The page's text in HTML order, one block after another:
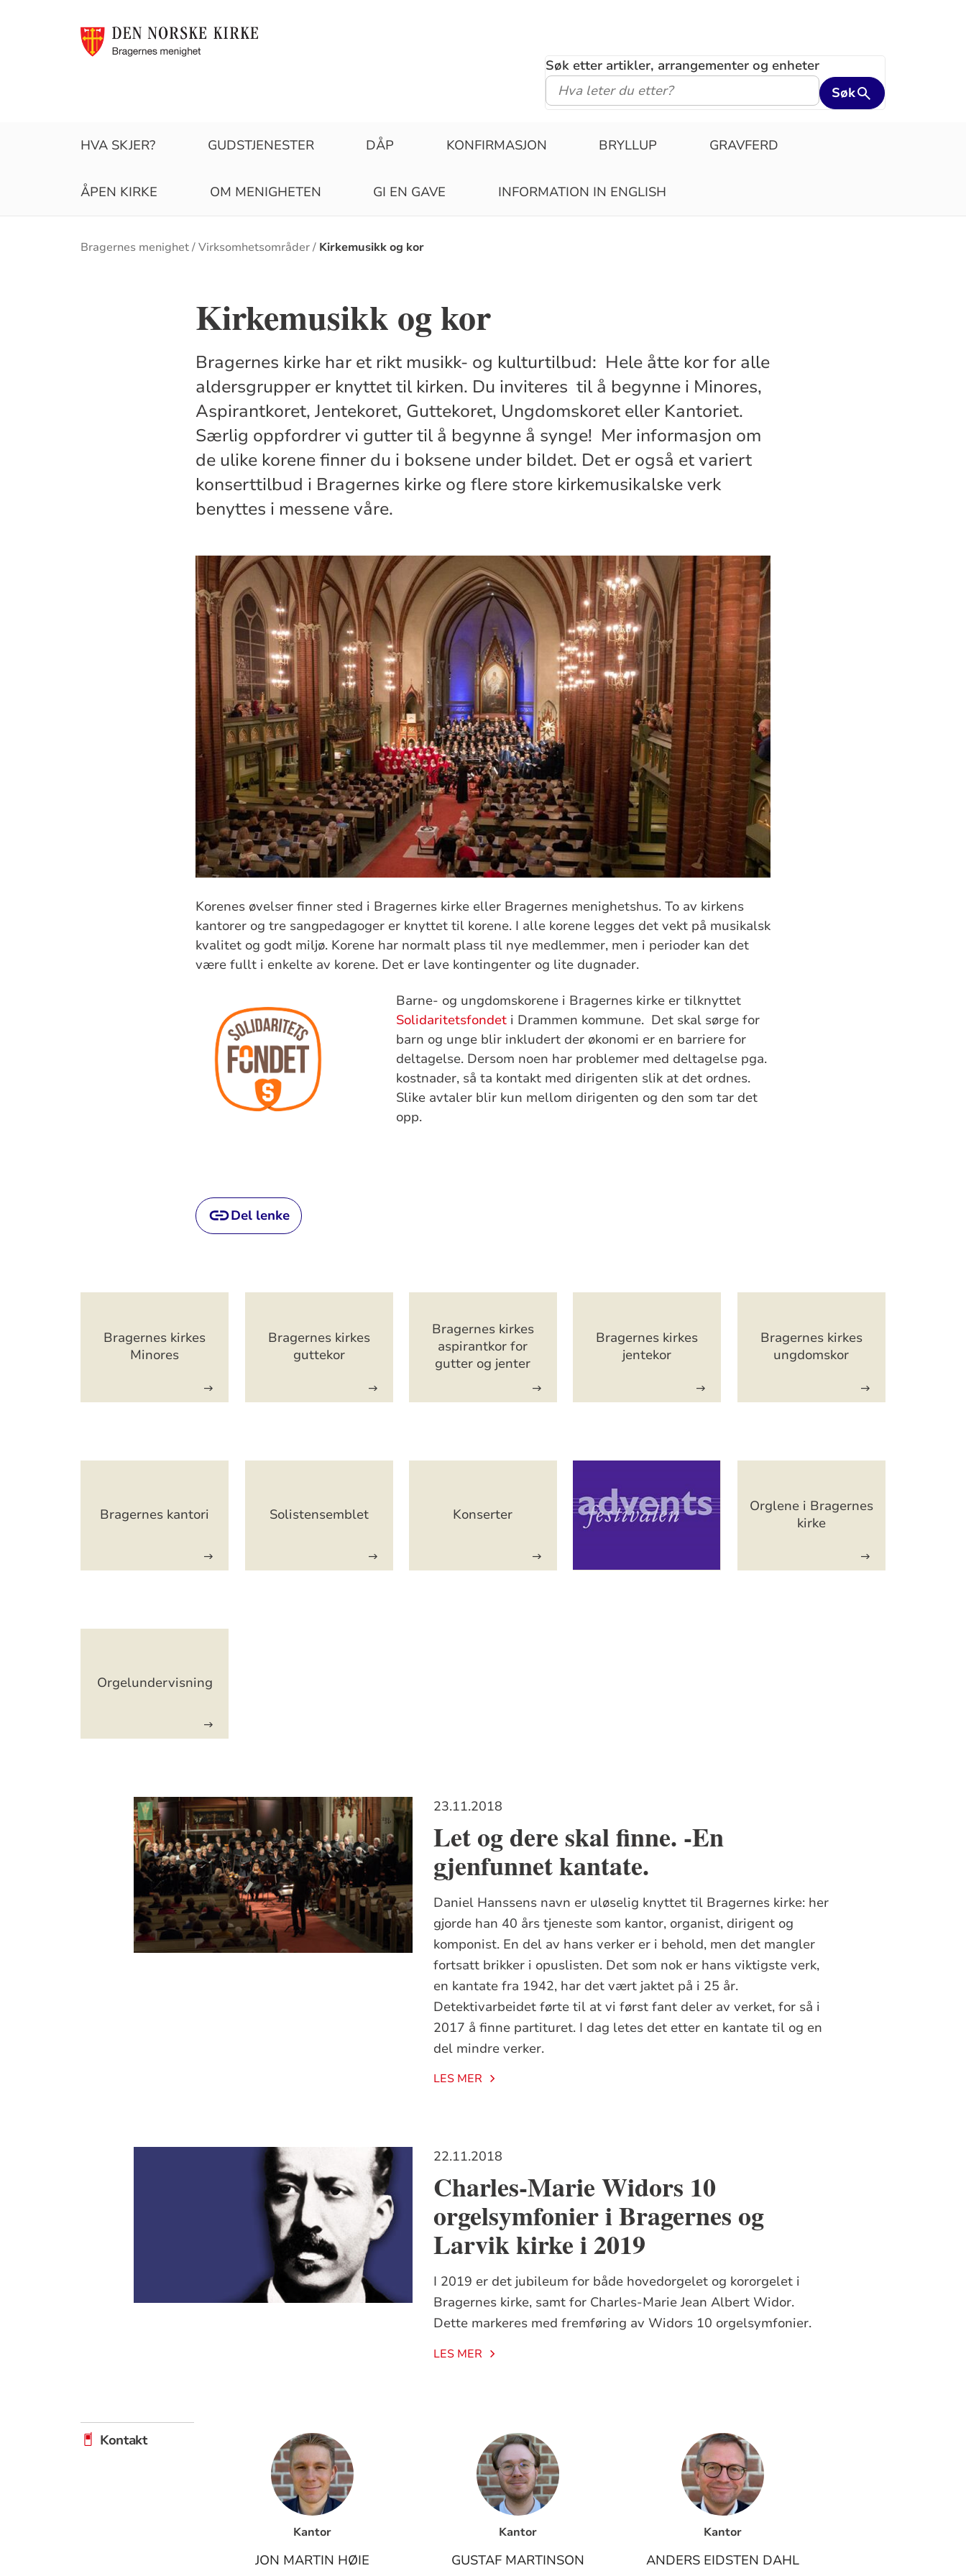
Søk etter artikler, arrangementer og enheter
Søk
HVA SKJER? GUDSTJENESTER DÅP KONFIRMASJON BRYLLUP GRAVFERD
ÅPEN KIRKE OM MENIGHETEN GI EN GAVE INFORMATION IN ENGLISH
Brødsmulesti
Bragernes menighet Virksomhetsområder Kirkemusikk og kor
Kirkemusikk og kor
Bragernes kirke har et rikt musikk- og kulturtilbud: Hele åtte kor for alle
aldersgrupper er knyttet til kirken. Du inviteres til å begynne i Minores,
Aspirantkoret, Jentekoret, Guttekoret, Ungdomskoret eller Kantoriet.
Særlig oppfordrer vi gutter til å begynne å synge! Mer informasjon om
de ulike korene finner du i boksene under bildet. Det er også et variert
konserttilbud i Bragernes kirke og flere store kirkemusikalske verk
benyttes i messene våre.
Korenes øvelser finner sted i Bragernes kirke eller Bragernes menighetshus. To av kirkens
kantorer og tre sangpedagoger er knyttet til korene. I alle korene legges det vekt på musikalsk
kvalitet og godt miljø. Korene har normalt plass til nye medlemmer, men i perioder kan det
være fullt i enkelte av korene. Det er lave kontingenter og lite dugnader.
Barne- og ungdomskorene i Bragernes kirke er tilknyttet
Solidaritetsfondet i Drammen kommune. Det skal sørge for
barn og unge blir inkludert der økonomi er en barriere for
deltagelse. Dersom noen har problemer med deltagelse pga.
kostnader, så ta kontakt med dirigenten slik at det ordnes.
Slike avtaler blir kun mellom dirigenten og den som tar det
opp.
Del lenke
Bragernes kirkes
Minores
Bragernes kirkes
guttekor
Bragernes kirkes
aspirantkor for
gutter og jenter
Bragernes kirkes
jentekor
Bragernes kirkes
ungdomskor
Bragernes kantori Solistensemblet Konserter
Orglene i Bragernes
kirke
Orgelundervisning
23.11.2018
Let og dere skal finne. -En
gjenfunnet kantate.
Daniel Hanssens navn er uløselig knyttet til Bragernes kirke: her
gjorde han 40 års tjeneste som kantor, organist, dirigent og
komponist. En del av hans verker er i behold, men det mangler
fortsatt brikker i opuslisten. Det som nok er hans viktigste verk,
en kantate fra 1942, har det vært jaktet på i 25 år.
Detektivarbeidet førte til at vi først fant deler av verket, for så i
2017 å finne partituret. I dag letes det etter en kantate til og en
del mindre verker.
LES MER
22.11.2018
Charles-Marie Widors 10
orgelsymfonier i Bragernes og
Larvik kirke i 2019
I 2019 er det jubileum for både hovedorgelet og kororgelet i
Bragernes kirke, samt for Charles-Marie Jean Albert Widor.
Dette markeres med fremføring av Widors 10 orgelsymfonier.
LES MER
Kontakt
Kantor
JON MARTIN HØIE
Kantor
GUSTAF MARTINSON
Kantor
ANDERS EIDSTEN DAHL